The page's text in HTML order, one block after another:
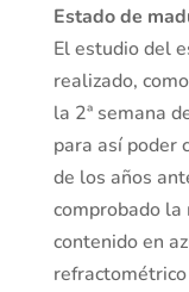
Estado de
El estudio del
realizado,
la 2ª semana
para así poder
de los años
comprobado
contenido en